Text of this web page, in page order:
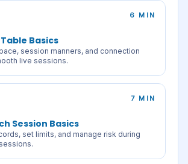
6 MIN
Basics
session manners, and connection
live sessions.
7 MIN
Session Basics
set limits, and manage risk during